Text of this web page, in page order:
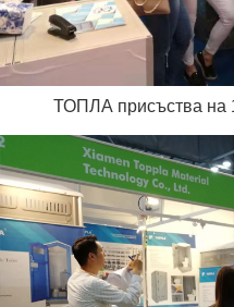
ТОПЛА присъства на